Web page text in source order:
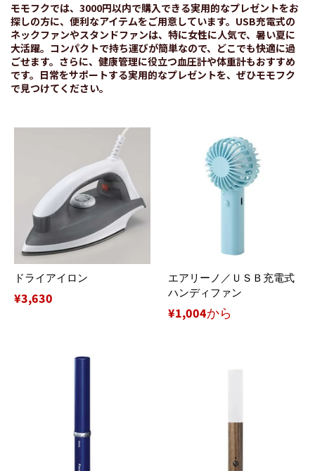
モモフクでは、3000円以内で購入できる実用的なプレゼントをお
探しの方に、便利なアイテムをご用意しています。USB充電式の
ネックファンやスタンドファンは、特に女性に人気で、暑い夏に
大活躍。コンパクトで持ち運びが簡単なので、どこでも快適に過
ごせます。さらに、健康管理に役立つ血圧計や体重計もおすすめ
です。日常をサポートする実用的なプレゼントを、ぜひモモフク
で見つけてください。
ドライアイロン
通
¥3,630
エアリーノ／ＵＳＢ充電式
ハンディファン
¥1,004から